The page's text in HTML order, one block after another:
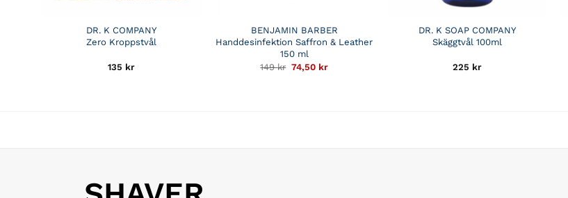
DR. K COMPANY
Zero Kroppstvål
135 kr
BENJAMIN BARBER
Handdesinfektion Saffron & Leather
150 ml
149kr Det
ursprungliga
74,50 krDet
DR. K SOAP COMPANY
Skäggtvål 100ml
225 kr